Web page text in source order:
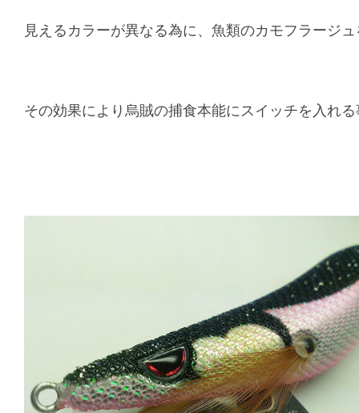
見えるカラーが異なる為に、魚類のカモフラージ
その効果により烏賊の捕食本能にスイッチを入れ